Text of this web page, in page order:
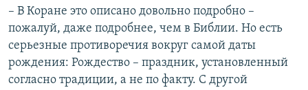
– В Коране это описано довольно подробно –
пожалуй, даже подробнее, чем в Библии. Но есть
серьезные противоречия вокруг самой даты
рождения: Рождество – праздник, установленный
согласно традиции, а не по факту. С другой